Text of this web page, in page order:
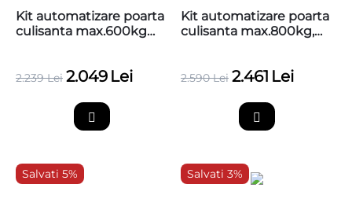
Kit automatizare poarta
culisanta max.600kg
2.239 Lei 2.049 Lei
Kit automatizare poarta
culisanta max.800kg,
2.590 Lei 2.461 Lei
Salvati 5% Salvati 3%